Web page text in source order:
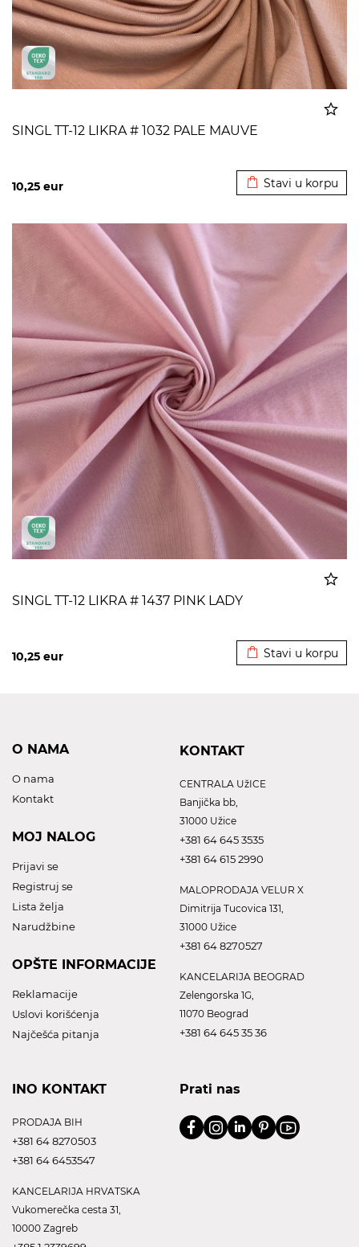
SINGL TT-12 LIKRA # 1032 PALE MAUVE
10,25 eur Stavi u korpu
SINGL TT-12 LIKRA # 1437 PINK LADY
10,25 eur Stavi u korpu
O NAMA
O nama
Kontakt
MOJ NALOG
Prijavi se
Registruj se
Lista želja
Narudžbine
OPŠTE INFORMACIJE
Reklamacije
Uslovi korišćenja
Najčešća pitanja
KONTAKT
CENTRALA UžICE
Banjička bb,
31000 Užice
+381 64 645 3535
+381 64 615 2990
MALOPRODAJA VELUR X
Dimitrija Tucovica 131,
31000 Užice
+381 64 8270527
KANCELARIJA BEOGRAD
Zelengorska 1G,
11070 Beograd
+381 64 645 35 36
INO KONTAKT
PRODAJA BIH
+381 64 8270503
+381 64 6453547
KANCELARIJA HRVATSKA
Vukomerečka cesta 31,
10000 Zagreb
Prati nas